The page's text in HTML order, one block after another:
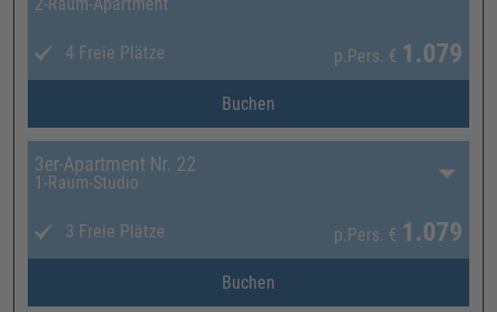
4 Freie Plätze p.Pers. € 1.079
Buchen
3er-Apartment Nr. 22
1-Raum-Studio
3 Freie Plätze p.Pers. € 1.079
Buchen